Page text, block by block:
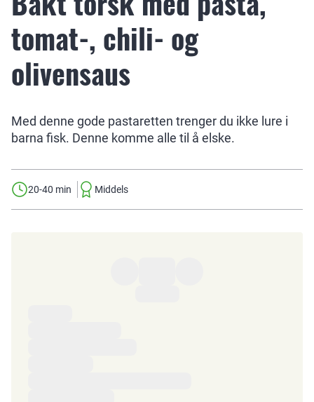
tomat-, chili- og
olivensaus
Med denne gode pastaretten trenger du ikke lure i
barna fisk. Denne komme alle til å elske.
20-40 min Middels